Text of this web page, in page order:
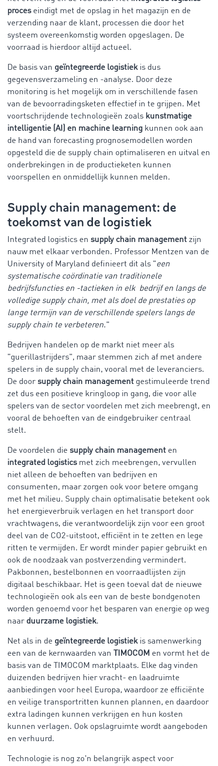
proceseindigt met de opslag in het magazijn en de
verzending naar de klant, processen die door het
systeem overeenkomstig worden opgeslagen. De
voorraad is hierdoor altijd actueel.
De basis van geïntegreerde logistiekis dus
gegevensverzameling en -analyse. Door deze
monitoring is het mogelijk om in verschillende fasen
van de bevoorradingsketen effectief in te grijpen. Met
voortschrijdende technologieën zoals kunstmatige
intelligentie (AI) en machine learning kunnen ook aan
de hand van forecasting prognosemodellen worden
opgesteld die de supply chain optimaliseren en uitval en
onderbrekingen in de productieketen kunnen
voorspellen en onmiddellijk kunnen melden.
Supply chain management: de
toekomst van de logistiek
Integrated logistics en supply chain management zijn
nauw met elkaar verbonden. Professor Mentzen van de
University of Maryland definieert dit als "een
systematische coördinatie van traditionele
bedrijfsfuncties en -tactieken in elk bedrijf en langs de
volledige supply chain, met als doel de prestaties op
lange termijn van de verschillende spelers langs de
supply chain te verbeteren."
Bedrijven handelen op de markt niet meer als
"guerillastrijders", maar stemmen zich af met andere
spelers in de supply chain, vooral met de leveranciers.
De door supply chain management gestimuleerde trend
zet dus een positieve kringloop in gang, die voor alle
spelers van de sector voordelen met zich meebrengt, en
vooral de behoeften van de eindgebruiker centraal
stelt.
De voordelen die supply chain management en
integrated logisticsmet zich meebrengen, vervullen
niet alleen de behoeften van bedrijven en
consumenten, maar zorgen ook voor betere omgang
met het milieu. Supply chain optimalisatie betekent ook
het energieverbruik verlagen en het transport door
vrachtwagens, die verantwoordelijk zijn voor een groot
deel van de CO2-uitstoot, efficiënt in te zetten en lege
ritten te vermijden. Er wordt minder papier gebruikt en
ook de noodzaak van postverzending vermindert.
Pakbonnen, bestelbonnen en voorraadlijsten zijn
digitaal beschikbaar. Het is geen toeval dat de nieuwe
technologieën ook als een van de beste bondgenoten
worden genoemd voor het besparen van energie op weg
naar duurzame logistiek.
Net als in de geïntegreerde logistiekis samenwerking
een van de kernwaarden van
TIMOCOM en vormt het de
basis van de TIMOCOM marktplaats. Elke dag vinden
duizenden bedrijven hier vracht- en laadruimte
aanbiedingen voor heel Europa, waardoor ze efficiënte
en veilige transportritten kunnen plannen, en daardoor
extra ladingen kunnen verkrijgen en hun kosten
kunnen verlagen. Ook opslagruimte wordt aangeboden
en verhuurd.
Technologie is nog zo'n belangrijk aspect voor